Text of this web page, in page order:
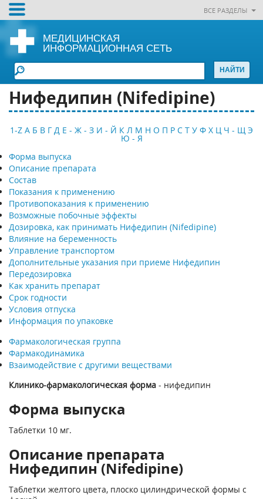
ВСЕ РАЗДЕЛЫ
МЕДИЦИНСКАЯ
ИНФОРМАЦИОННАЯ СЕТЬ
Нифедипин (Nifedipine)
1-Z А Б В Г Д Е - Ж - З И - Й К Л М Н О П Р С Т У Ф Х Ц Ч - Щ Э
Ю - Я
Форма выпуска
Описание препарата
Состав
Показания к применению
Противопоказания к применению
Возможные побочные эффекты
Дозировка, как принимать Нифедипин (Nifedipine)
Влияние на беременность
Управление транспортом
Дополнительные указания при приеме Нифедипин
Передозировка
Как хранить препарат
Срок годности
Условия отпуска
Информация по упаковке
Фармакологическая группа
Фармакодинамика
Взаимодействие с другими веществами
Клинико-фармакологическая форма - нифедипин
Форма выпуска
Таблетки 10 мг.
Описание препарата
Нифедипин (Nifedipine)
Таблетки желтого цвета, плоско цилиндрической формы с